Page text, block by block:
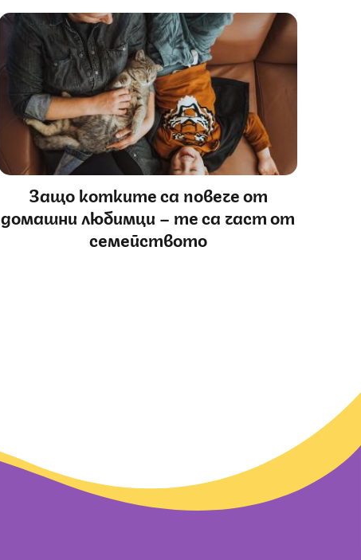
Защо котките са повече от
домашни любимци – те са част от
семейството